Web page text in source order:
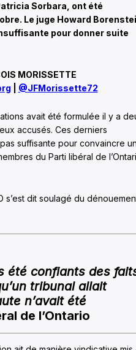
Sorbara, ont été
Le juge Howard
pour donner suite
MORISSETTE
@JFMorissette72
avait été formulée il y a
accusés. Ces derniers
suffisante pour convaincre
du Parti libéral de
s’est dit soulagé du
été confiants des
tribunal allait
n’avait été
de l’Ontario